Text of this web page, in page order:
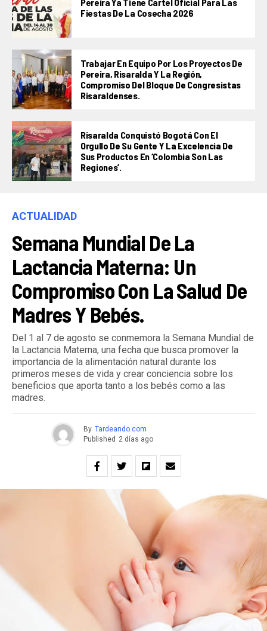
Fiestas De La Cosecha 2026
Trabajar En Equipo Por Los Proyectos De
Pereira, Risaralda Y La Región,
Compromiso Del Bloque De Congresistas
Risaraldenses.
Risaralda Conquistó Bogotá Con El
Orgullo De Su Gente Y La Excelencia De
Sus Productos En ‘Colombia Son Las
Regiones’.
ACTUALIDAD
Semana Mundial De La
Lactancia Materna: Un
Compromiso Con La Salud De
Madres Y Bebés.
Del 1 al 7 de agosto se conmemora la Semana Mundial de
la Lactancia Materna, una fecha que busca promover la
importancia de la alimentación natural durante los
primeros meses de vida y crear conciencia sobre los
beneficios que aporta tanto a los bebés como a las
madres.
By Tardeando.com
Published 2 días ago